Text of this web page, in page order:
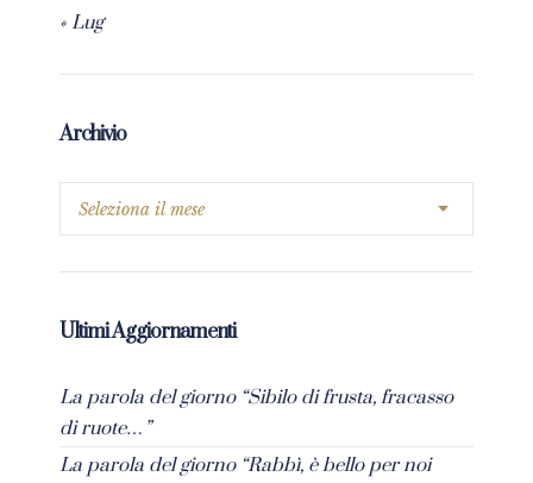
« Lug
Archivio
Ultimi Aggiornamenti
La parola del giorno “Sibilo di frusta, fracasso
di ruote…”
La parola del giorno “Rabbì, è bello per noi